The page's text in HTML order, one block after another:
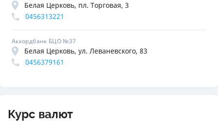
Белая Церковь, пл. Торговая, 3
0456313221
Аккордбанк БЦО №37
Белая Церковь, ул. Леваневского, 83
0456379161
Курс валют